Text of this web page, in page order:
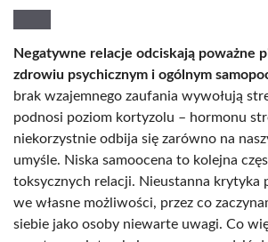
Negatywne relacje odciskają poważne
zdrowiu psychicznym i ogólnym
brak wzajemnego zaufania wywołują
podnosi poziom kortyzolu – hormonu
niekorzystnie odbija się zarówno na
umyśle. Niska samoocena to kolejna
toksycznych relacji. Nieustanna krytyka
we własne możliwości, przez co
siebie jako osoby niewarte uwagi. Co